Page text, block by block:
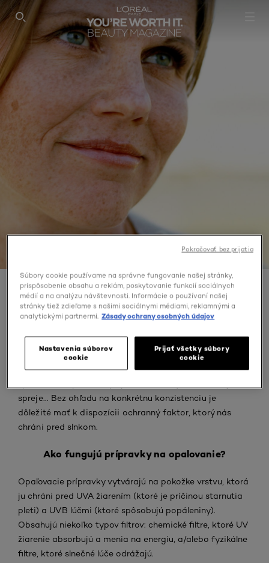
SEARCH THIS SITE
15, 20, 30, 50 – vhodný
ochranný faktor sa nájde pre
Či už sme na pláži, v meste alebo na horách, nikdy
nesmieme zabudnúť na nášho obľúbeného letného
spreje... Bez ohľadu na konkrétnu konzistenciu je
dôležité mať k dispozícii ochranný faktor, ktorý nás
chráni pred slnkom.
Ako fungujú prípravky na opalovanie?
Opaľovacie prípravky vytvárajú na pokožke vrstvu, ktorá
ju chráni pred UVA žiarením (ktoré je príčinou starnutia
pleti) a UVB lúčmi (ktoré spôsobujú popáleniny).
Obsahujú niekoľko typov filtrov: chemické filtre, ktoré UV
žiarenie absorbujú a menia na energiu, a/alebo fyzikálne
filtre, ktoré slnečné lúče odrážajú.
Súbory cookie používame na správne fungovanie našej stránky,
prispôsobenie obsahu a reklám, poskytovanie funkcií sociálnych
médií a na analýzu návštevnosti. Informácie o používaní našej
stránky tiež zdieľame s našimi sociálnymi médiami, reklamnými a
analytickými partnermi. Zásady ochrany osobných údajov
Nastavenia súborov
cookie
Prijať všetky súbory
cookie
Pokračovať bez prijatia